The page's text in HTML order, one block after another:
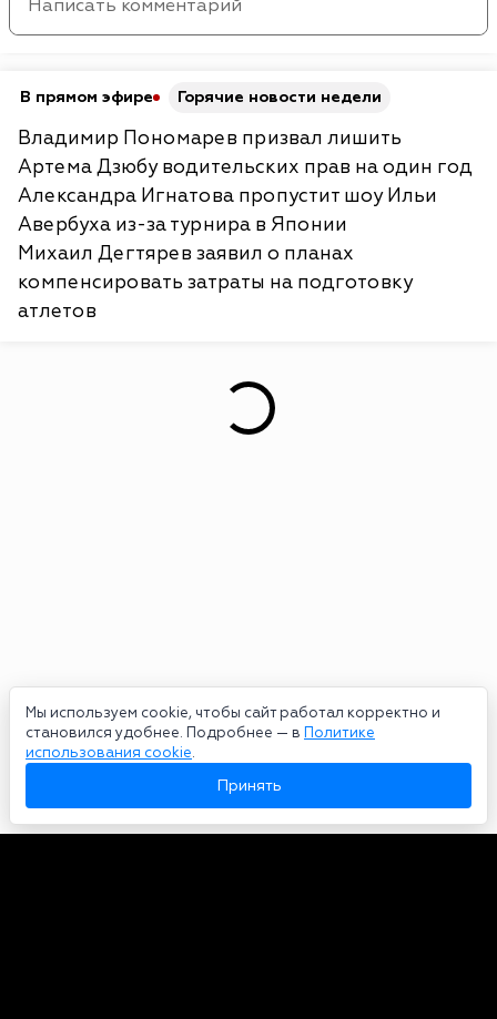
Мы используем cookie, чтобы сайт работал корректно и
становился удобнее. Подробнее — в Политике
использования cookie.
Принять
В прямом эфире Горячие новости недели
Владимир Пономарев призвал лишить
Артема Дзюбу водительских прав на один год
Александра Игнатова пропустит шоу Ильи
Авербуха из-за турнира в Японии
Михаил Дегтярев заявил о планах
компенсировать затраты на подготовку
атлетов